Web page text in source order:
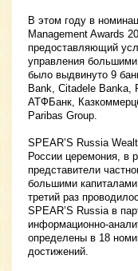
В этом году в
Management Awards
предоставляющий
управления
было выдвинуто 9
Bank, Citadele Banka,
АТФБанк,
Paribas Group.
SPEAR’S Russia
России церемония, в
представители
большими
третий раз
SPEAR’S Russia в
информационно-
определены в 18
достижений.